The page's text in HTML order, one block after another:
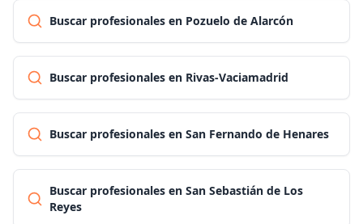
Buscar profesionales en Pozuelo de Alarcón
Buscar profesionales en Rivas-Vaciamadrid
Buscar profesionales en San Fernando de Henares
Buscar profesionales en San Sebastián de Los
Reyes